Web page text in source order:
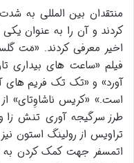
منتقدان بین المللی به شدت
کردند و آن را به عنوان
اخیر معرفی کردند. «مَت
فیلم «ساعت های بیداری
آورد» و «تک تک فریم های
است.» «کریس ناشاوِتای» از
طرز سرگیجه آوری تنش زا
تراویس از رولینگ استون
اتمسفر جهت کمک کردن به